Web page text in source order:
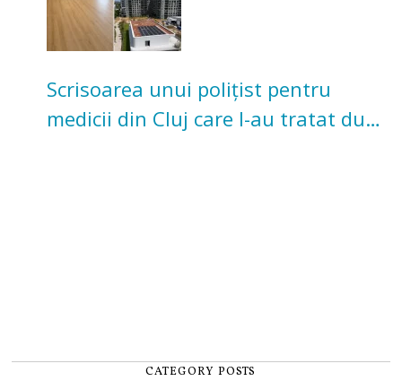
Scrisoarea unui polițist pentru
medicii din Cluj care l-au tratat după
CATEGORY POSTS